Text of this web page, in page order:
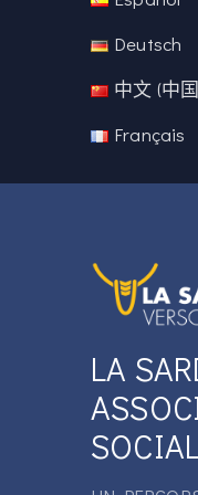
Deutsch
中文 (中
Français
LA